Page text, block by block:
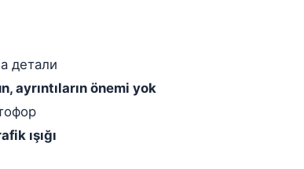
детали
ayrıntıların önemi yok
ışığı